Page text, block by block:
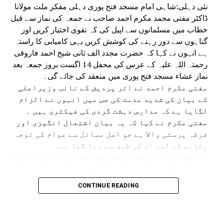
نئی دہلی:شاہی امام مسجد فتح پوری دہلی مفکر ملت مولانا
ڈاکٹر مفتی محمد مکرم احمد صاحب نے جمعہ کی نماز سے قبل
خطاب میں مسلمانوں سے اپیل کی کہ تقوی اختیار کریں اور
گناہوں سے دور رہنے کی کوشش کریں یہی کامیابی کا راستہ
ہے انہوں نے کہا کہ حضرت مجدد الف ثانی شیخ احمد فاروقی
رحمتہ اللہ علیہ کے عرس کی محفل 14 اگست بروز جمعہ بعد
نماز عشاء مسجد فتح پوری میں منعقد کی جائے گی۔
مفتی مکرم احمد نے اتر پردیش کے نائب وزیراعلی
کے بیان کی شدید مذمت کی جس میں انہوں نے الزام
لگایا ہے کہ مدارس دہشت گردی کی فیکٹری ہیں ۔
مفتی مکرم نے کہا کہ یہ بیان اشتعال انگیزی اور
فرقہ پرستی والا ہے جو اصل مسائل سے عوام کی توجہ
ہٹانے کے لیے ان کی طرف سے دیا گیا ہے۔
مدرسہ میں دہشت گردی کا ثبوت نہیں ملا ہے بہت عرصے
سے مدارس پر یہ الزام لگایا جاتا رہا ہے جس کا
CONTINUE READING